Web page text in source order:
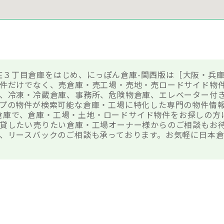
丁目倉庫をはじめ、にっぽん倉庫-関西版は［大阪・兵
だけでなく、売倉庫・売工場・売地・売ロードサイド物
冷凍・冷蔵倉庫、事務所、危険物倉庫、エレベーター付
の物件が検索可能な倉庫・工場に特化した専門の物件情
で、倉庫・工場・土地・ロードサイド物件をお探しの
したい売りたい倉庫・工場オーナー様からのご相談もお
リースバックのご相談も承っております。お気軽に日本